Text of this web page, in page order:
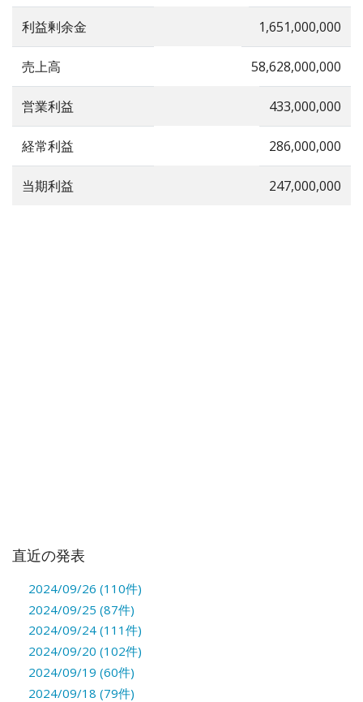
利益剰余金 1,651,000,000
売上高 58,628,000,000
営業利益 433,000,000
経常利益 286,000,000
当期利益 247,000,000
直近の発表
2024/09/26 (110件)
2024/09/25 (87件)
2024/09/24 (111件)
2024/09/20 (102件)
2024/09/19 (60件)
2024/09/18 (79件)